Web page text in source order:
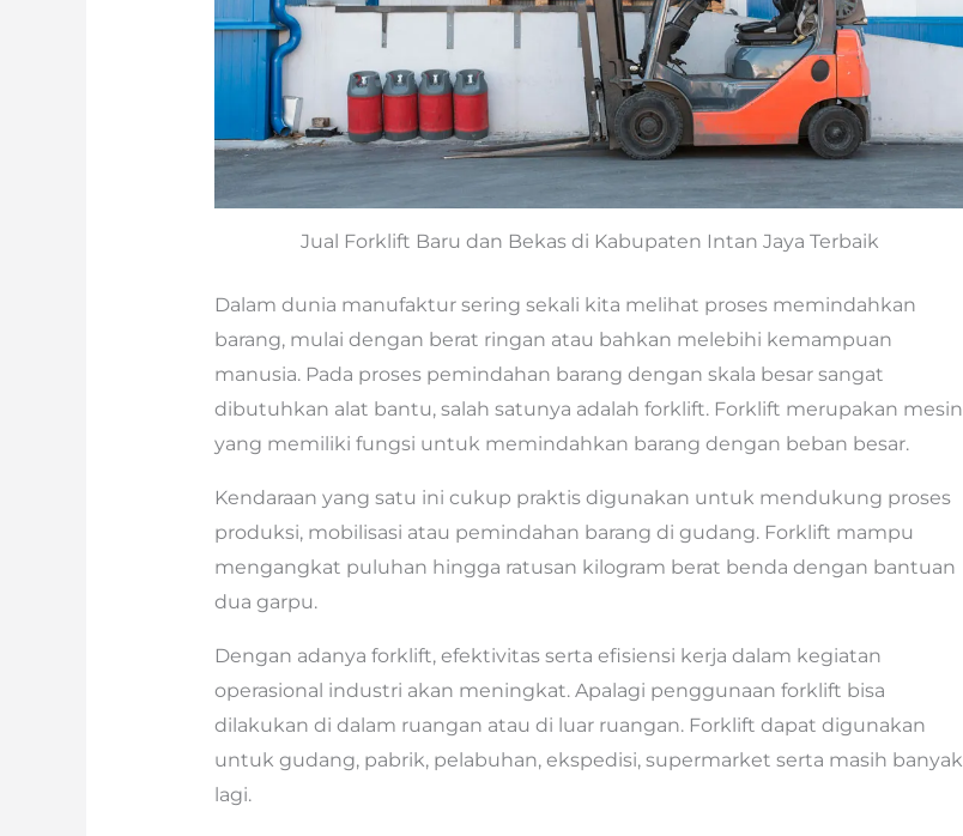
Jual Forklift Baru dan Bekas di Kabupaten Intan Jaya Terbaik
Dalam dunia manufaktur sering sekali kita melihat proses memindahkan
barang, mulai dengan berat ringan atau bahkan melebihi kemampuan
manusia. Pada proses pemindahan barang dengan skala besar sangat
dibutuhkan alat bantu, salah satunya adalah forklift. Forklift merupakan mesin
yang memiliki fungsi untuk memindahkan barang dengan beban besar.
Kendaraan yang satu ini cukup praktis digunakan untuk mendukung proses
produksi, mobilisasi atau pemindahan barang di gudang. Forklift mampu
mengangkat puluhan hingga ratusan kilogram berat benda dengan bantuan
dua garpu.
Dengan adanya forklift, efektivitas serta efisiensi kerja dalam kegiatan
operasional industri akan meningkat. Apalagi penggunaan forklift bisa
dilakukan di dalam ruangan atau di luar ruangan. Forklift dapat digunakan
untuk gudang, pabrik, pelabuhan, ekspedisi, supermarket serta masih banyak
lagi.